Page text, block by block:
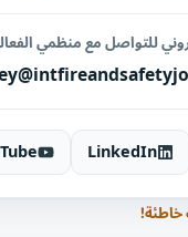
للتواصل مع منظمي
LinkedIn
خاطئة!